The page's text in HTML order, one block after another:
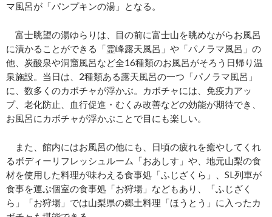
マ風呂が「パンプキンの湯」となる。
富士眺望の湯ゆらりは、目の前に富士山を眺めながらお風呂
に漬かることができる「霊峰露天風呂」や「パノラマ風呂」の
他、炭酸泉や洞窟風呂など全16種類のお風呂がそろう日帰り温
泉施設。当日は、2種類ある露天風呂の一つ「パノラマ風呂」
に、数多くのカボチャが浮かぶ。カボチャには、免疫力アッ
プ、老化防止、血行促進・むくみ改善などの効能が期待でき、
お風呂にカボチャが浮かぶことで目にも楽しい。
また、館内にはお風呂の他にも、日頃の疲れを癒やしてくれ
るボディーリフレッシュルーム「おあしす」や、地元山梨の食
材を使用した料理が味わえる食事処「ふじざくら」、SL列車が
食事を運ぶ個室の食事処「お狩場」などもあり、「ふじざく
ら」「お狩場」では山梨県の郷土料理「ほうとう」に入ったカ